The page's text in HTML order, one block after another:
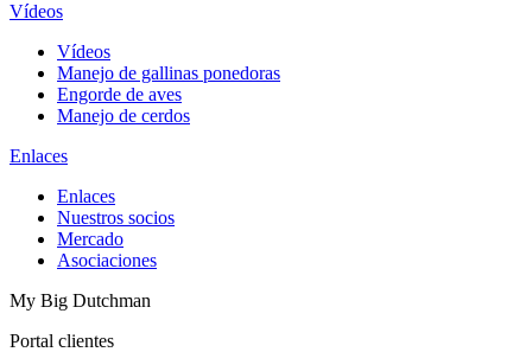
Vídeos
Vídeos
Manejo de gallinas ponedoras
Engorde de aves
Manejo de cerdos
Enlaces
Enlaces
Nuestros socios
Mercado
Asociaciones
My Big Dutchman
Portal clientes